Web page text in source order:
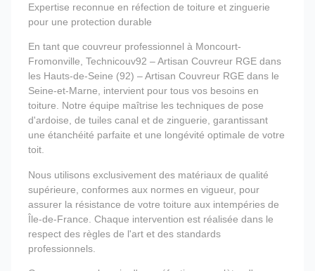
Expertise reconnue en réfection de toiture et zinguerie
pour une protection durable
En tant que couvreur professionnel à Moncourt-
Fromonville, Technicouv92 – Artisan Couvreur RGE dans
les Hauts-de-Seine (92) – Artisan Couvreur RGE dans le
Seine-et-Marne, intervient pour tous vos besoins en
toiture. Notre équipe maîtrise les techniques de pose
d'ardoise, de tuiles canal et de zinguerie, garantissant
une étanchéité parfaite et une longévité optimale de votre
toit.
Nous utilisons exclusivement des matériaux de qualité
supérieure, conformes aux normes en vigueur, pour
assurer la résistance de votre toiture aux intempéries de
Île-de-France. Chaque intervention est réalisée dans le
respect des règles de l'art et des standards
professionnels.